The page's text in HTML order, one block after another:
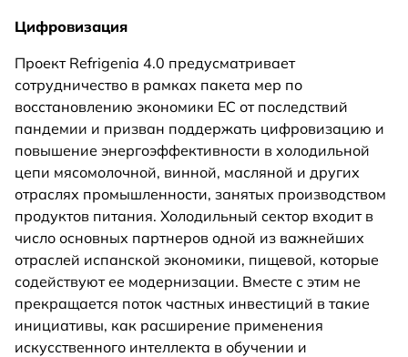
Цифровизация
Проект Refrigenia 4.0 предусматривает
сотрудничество в рамках пакета мер по
восстановлению экономики ЕС от последствий
пандемии и призван поддержать цифровизацию и
повышение энергоэффективности в холодильной
цепи мясомолочной, винной, масляной и других
отраслях промышленности, занятых производством
продуктов питания. Холодильный сектор входит в
число основных партнеров одной из важнейших
отраслей испанской экономики, пищевой, которые
содействуют ее модернизации. Вместе с этим не
прекращается поток частных инвестиций в такие
инициативы, как расширение применения
искусственного интеллекта в обучении и